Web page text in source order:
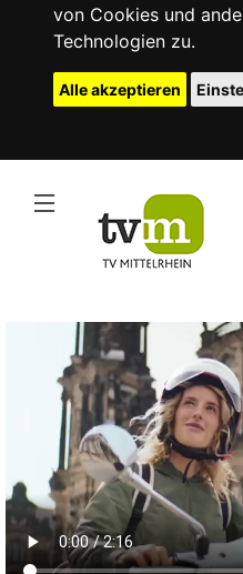
von Cookies und
Technologien zu.
Alle akzeptieren